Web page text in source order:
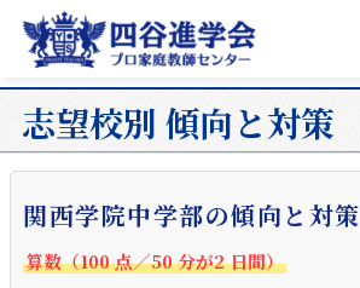
志望校別 傾向と対策
関西学院中学部の傾向と対策
算数（100点／50分が2日間）